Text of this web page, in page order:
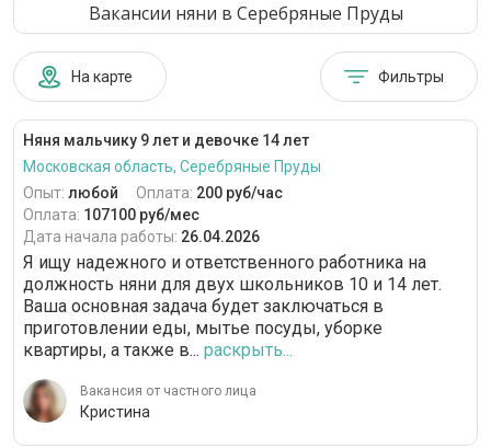
Вакансии няни в Серебряные Пруды
На карте Фильтры
Няня мальчику 9 лет и девочке 14 лет
Московская область, Серебряные Пруды
Опыт: любой Оплата: 200 руб/час
Оплата: 107100 руб/мес
Дата начала работы: 26.04.2026
Я ищу надежного и ответственного работника на
должность няни для двух школьников 10 и 14 лет.
Ваша основная задача будет заключаться в
приготовлении еды, мытье посуды, уборке
квартиры, а также в... раскрыть...
Вакансия от частного лица
Кристина